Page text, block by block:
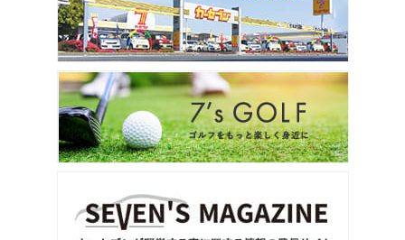
ＳＵＶ・クロカン
1位
トヨタ
ヤリスクロス
2位